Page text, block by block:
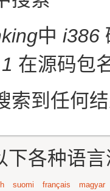
中 i386
在源码包
索到任何
下各种语
suomi français
magyar